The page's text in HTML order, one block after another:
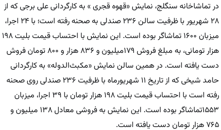
در تماشاخانه سنگلج، نمایش «قهوه قجری » به کارگردانی علی برجی که از
۲۸ شهریور با ظرفیت سالن ۲۳۶ صندلی به صحنه رفته است؛ با ۲۴ اجرا،
میزبان ۱۶۰۰ تماشاگر بوده است. این نمایش با احتساب قیمت بلیت ۱۹۸
هزار تومانی، به مبلغ فروش ۱۷۹میلیون و ۸۳۶ هزار و ۸۰۰ تومان فروش
دست یافته است. در همین سالن نمایش «مکبث‌الدوله» به کارگردانی
حامد شیخی که از تاریخ ۱۱ شهریورماه با ظرفیت ۲۳۶ صندلی روی صحنه
رفته است با احتساب قیمت بلیت ۱۹۸ هزار تومان با ۳۹ اجرا، میزبان
۱۵۵۳تماشاگر بوده است. این نمایش به فروشی معادل ۱۳۸ میلیون و
۷۶۵ هزار تومان دست یافته است.